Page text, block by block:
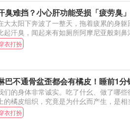
臭难挡？小心肝功能受损「疲劳臭
大太阳下奔波了一整天，拖着疲累的身
衣打扮
巴不通骨盆歪都会有橘皮！睡前1
们的身体非常诚实。吃了什幺、做了哪
衣打扮